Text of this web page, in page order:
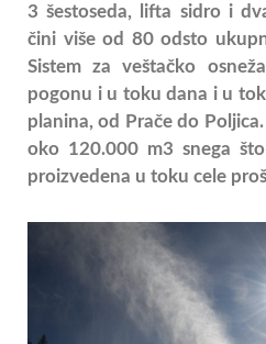
3 šestoseda, lifta sidro i
čini više od 80 odsto
Sistem za veštačko
pogonu i u toku dana i u
planina, od Prače do
oko 120.000 m3 snega
proizvedena u toku cele